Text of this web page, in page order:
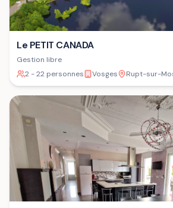
Le PETIT CANADA
Gestion libre
2 - 22 personnes
Vosges Rupt-sur-